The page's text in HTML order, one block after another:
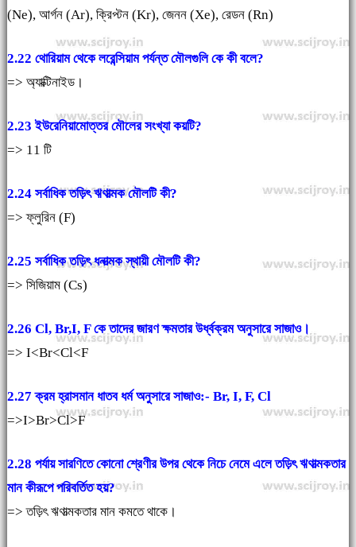
(Ne), আর্গন (Ar), ক্রিপ্টন (Kr), জেনন (Xe), রেডন (Rn)
2.22 থোরিয়াম থেকে লরেন্সিয়াম পর্যন্ত মৌলগুলি কে কী বলে?
=> অ্যাক্টিনাইড।
2.23 ইউরেনিয়ামোত্তর মৌলের সংখ্যা কয়টি?
=> 11 টি
2.24 সর্বাধিক তড়িৎ ঋণাত্মক মৌলটি কী?
=> ফ্লুরিন (F)
2.25 সর্বাধিক তড়িৎ ধনাত্মক স্থায়ী মৌলটি কী?
=> সিজিয়াম (Cs)
2.26 Cl, Br,I, F কে তাদের জারণ ক্ষমতার উর্ধ্বক্রম অনুসারে সাজাও।
=> I<Br<Cl<F
2.27 ক্রম হ্রাসমান ধাতব ধর্ম অনুসারে সাজাও:- Br, I, F, Cl
=>I>Br>Cl>F
2.28 পর্যায় সারণিতে কোনো শ্রেণীর উপর থেকে নিচে নেমে এলে তড়িৎ ঋণাত্মকতার
মান কীরূপে পরিবর্তিত হয়?
=> তড়িৎ ঋণাত্মকতার মান কমতে থাকে।